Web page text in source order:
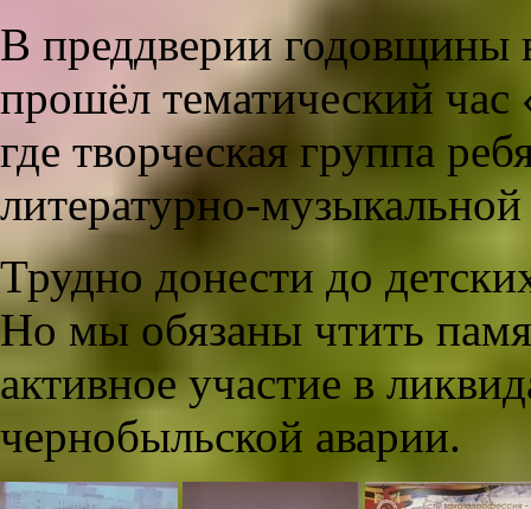
В преддверии годовщины
прошёл тематический
где творческая группа
Трудно донести до
Но мы обязаны чтить
активное участие в
чернобыльской аварии.